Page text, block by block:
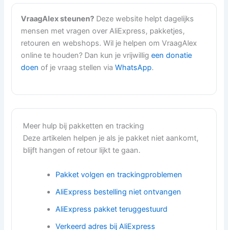
VraagAlex steunen? Deze website helpt dagelijks
mensen met vragen over AliExpress, pakketjes,
retouren en webshops. Wil je helpen om VraagAlex
online te houden? Dan kun je vrijwilligeen donatie
doen of je vraag stellen viaWhatsApp.
Meer hulp bij pakketten en tracking
Deze artikelen helpen je als je pakket niet aankomt,
blijft hangen of retour lijkt te gaan.
Pakket volgen en trackingproblemen
AliExpress bestelling niet ontvangen
AliExpress pakket teruggestuurd
Verkeerd adres bij AliExpress